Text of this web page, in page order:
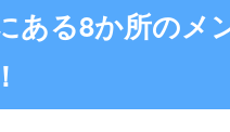
ある8か所のメ